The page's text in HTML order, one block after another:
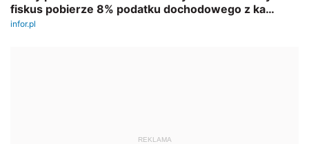
REKLAMA